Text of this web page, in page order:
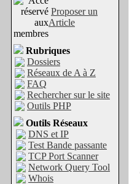
Proposer un
Article
Rubriques
Dossiers
Réseaux de A à Z
FAQ
Rechercher sur le site
Outils PHP
Outils Réseaux
DNS et IP
Test Bande passante
TCP Port Scanner
Network Query Tool
Whois